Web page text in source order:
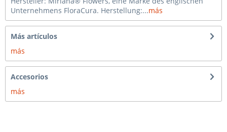
Unternehmens FloraCura. Herstellung:...más
Más artículos
más
Accesorios
más